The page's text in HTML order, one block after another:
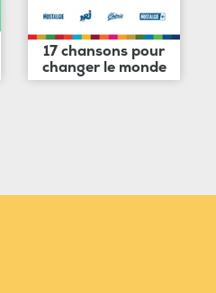
17 chansons pour
changer le monde